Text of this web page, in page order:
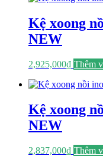
Kệ xoong
NEW
2,925,000₫ Thêm
Kệ xoong
NEW
2,837,000₫ Thêm